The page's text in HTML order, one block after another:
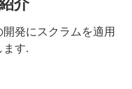
介
発にスクラムを適用
ます.